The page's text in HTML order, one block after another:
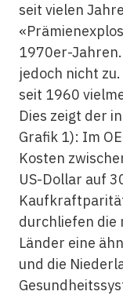
seit vielen
1970er-
jedoch nicht
seit 1960
Dies zeigt der
Grafik 1): Im
Kosten
US-Dollar auf
durchliefen die
Länder eine
und die